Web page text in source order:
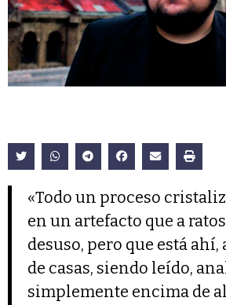
«Todo un proceso
en un artefacto que a
desuso, pero que está
de casas, siendo leído,
simplemente encima de